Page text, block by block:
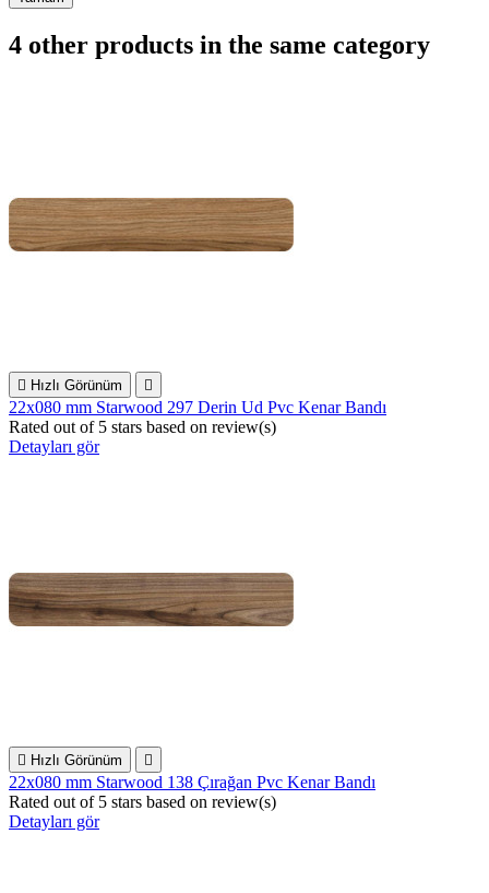
4 other products in the same category
 Hızlı Görünüm 
22x080 mm Starwood 297 Derin Ud Pvc Kenar Bandı
Rated out of 5 stars based on review(s)
Detayları gör
 Hızlı Görünüm 
22x080 mm Starwood 138 Çırağan Pvc Kenar Bandı
Rated out of 5 stars based on review(s)
Detayları gör